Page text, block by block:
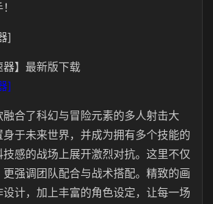
]
器】最新版下载
]
合了科幻与冒险元素的多人射击大
于未来世界，并成为拥有多个技能的
感的战场上展开激烈对抗。这里不仅
强调团队配合与战术搭配。精致的画
计，加上丰富的角色设定，让每一场